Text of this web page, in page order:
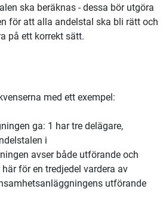
ska beräknas -dessa bör utgöra
för att alla andelstal ska bli rätt och
på ett korrekt sätt.
med ett exempel:
ga: 1 har tre delägare,
i
avser både utförande och
för en tredjedel vardera av
utförande